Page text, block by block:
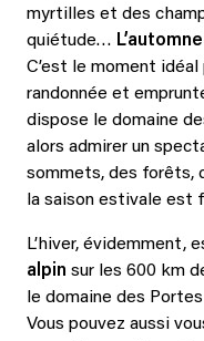
myrtilles et des
quiétude…
C’est le moment
randonnée et
dispose le domaine
alors admirer un
sommets, des forêts,
la saison estivale est
L’hiver, évidemment,
alpin sur les 600 km
le domaine des
Vous pouvez aussi